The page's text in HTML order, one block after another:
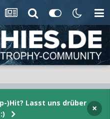
)Hit? Lasst uns drüber
×